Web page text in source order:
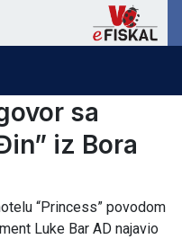
sa
iz Bora
“Princess” povodom
Luke Bar AD najavio